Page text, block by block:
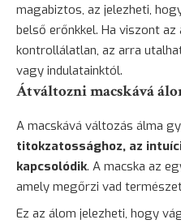
magabiztos, az jelezheti,
belső erőnkkel. Ha viszont
kontrollálatlan, az arra
vagy indulatainktól.
Átváltozni macskává
A macskává változás álma
titokzatossághoz, az
kapcsolódik. A macska az
amely megőrzi vad
Ez az álom jelezheti, hogy